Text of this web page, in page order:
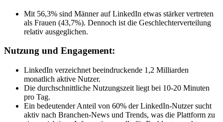
Mit 56,3% sind Männer auf LinkedIn etwas stärker vertreten
als Frauen (43,7%). Dennoch ist die Geschlechterverteilung
relativ ausgeglichen.
Nutzung und Engagement:
LinkedIn verzeichnet beeindruckende 1,2 Milliarden
monatlich aktive Nutzer.
Die durchschnittliche Nutzungszeit liegt bei 10-20 Minuten
pro Tag.
Ein bedeutender Anteil von 60% der LinkedIn-Nutzer sucht
aktiv nach Branchen-News und Trends, was die Plattform zu